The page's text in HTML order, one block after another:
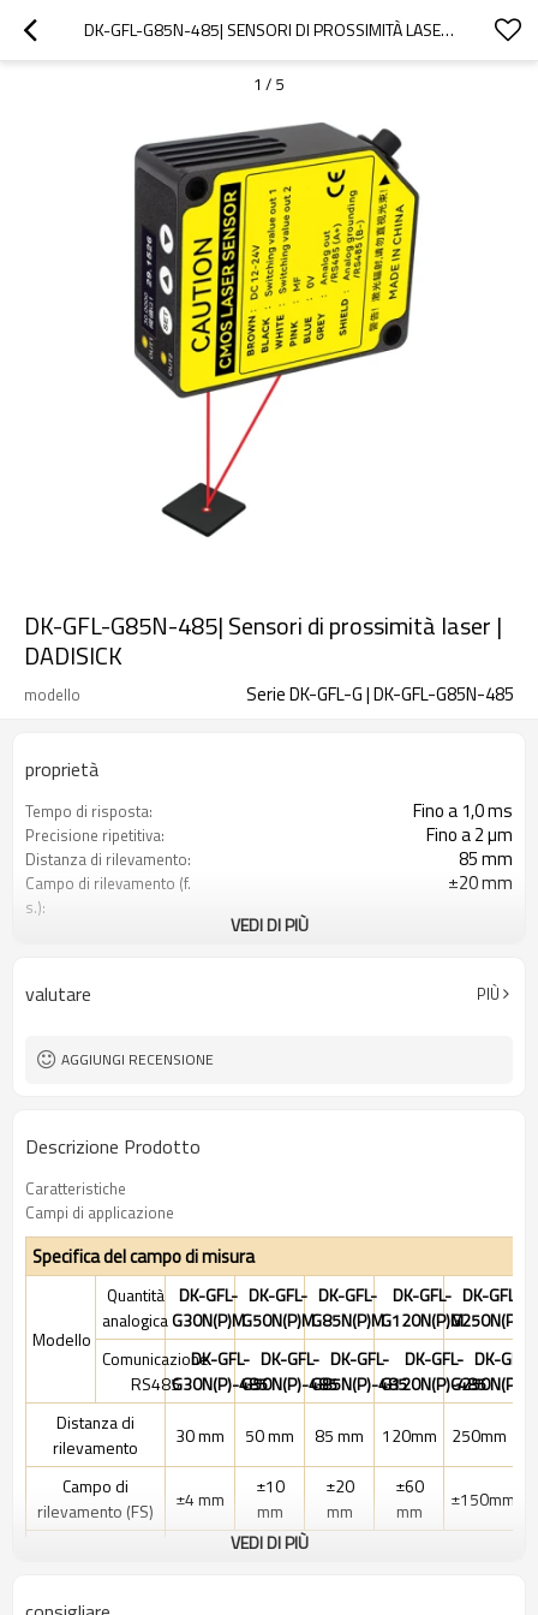
DK-GFL-G85N-485| SENSORI DI PROSSIMITÀ LASER | DADISICK
1 / 5
DK-GFL-G85N-485| Sensori di prossimità laser |
DADISICK
modello Serie DK-GFL-G | DK-GFL-G85N-485
proprietà
Tempo di risposta: Fino a 1,0 ms
Precisione ripetitiva: Fino a 2 µm
Distanza di rilevamento: 85 mm
Campo di rilevamento (f.
s.):
±20 mm
RS485/NPN
VEDI DI PIÙ
valutare PIÙ
AGGIUNGI RECENSIONE
Descrizione Prodotto
Caratteristiche
Campi di applicazione
Specifica del campo di misura
Modello
Quantità
analogica
DK-GFL-
G30N(P)M
DK-GFL-
G50N(P)M
DK-GFL-
G85N(P)M
DK-GFL-
G120N(P)M
DK-GFL-
G250N(P)M
Comunicazione
RS485
DK-GFL-
G30N(P)-485
DK-GFL-
G50N(P)-485
DK-GFL-
G85N(P)-485
DK-GFL-
G120N(P)-485
DK-GFL-
G250N(P)-
Distanza di
rilevamento
30 mm 50 mm 85 mm 120mm 250mm
Campo di
rilevamento (FS)
±4 mm
±10
mm
±20
mm
±60
mm
±150mm
Laser a semiconduttore rosso
VEDI DI PIÙ